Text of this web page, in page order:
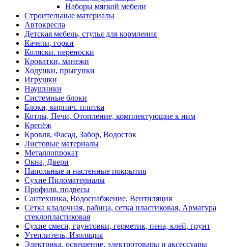
Наборы мягкой мебели
Строительные материалы
Автокресла
Детская мебель, стулья для кормления
Качели, горки
Коляски. переноски
Кроватки, манежи
Ходунки, прыгунки
Игрушки
Наушники
Системные блоки
Блоки, кирпич. плитка
Котлы, Печи, Отопление, комплектующие к ним
Крепёж
Кровля, Фасад, Забор, Водосток
Листовые материалы
Металлопрокат
Окна, Двери
Напольные и настенные покрытия
Сухие Пиломатериалы
Профиля, подвесы
Сантехника, Водоснабжение, Вентиляция
Сетка кладочная, рабица, сетка пластиковая, Арматура
стеклопластиковая
Сухие смеси, грунтовки, герметик, пена, клей, грунт
Утеплитель, Изоляция
Электрика, освещение, электротовары и аксессуары